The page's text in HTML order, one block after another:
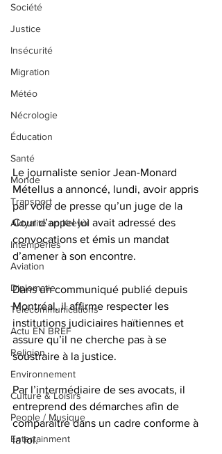
Société
Justice
Insécurité
Migration
Météo
Nécrologie
Éducation
Santé
Monde
Transport
Aktyalite an Kreyòl
Intempéries
Aviation
Diplomatie
Télécommunications
Actu EN BREF
Religion
Environnement
Culture & Loisirs
People / Musique
Entertainment
Le journaliste senior Jean-Monard
Métellus a annoncé, lundi, avoir appris
par voie de presse qu’un juge de la
Cour d’appel lui avait adressé des
convocations et émis un mandat
d’amener à son encontre.
Dans un communiqué publié depuis
Montréal, il affirme respecter les
institutions judiciaires haïtiennes et
assure qu’il ne cherche pas à se
soustraire à la justice.
Par l’intermédiaire de ses avocats, il
entreprend des démarches afin de
comparaître dans un cadre conforme à
la loi.